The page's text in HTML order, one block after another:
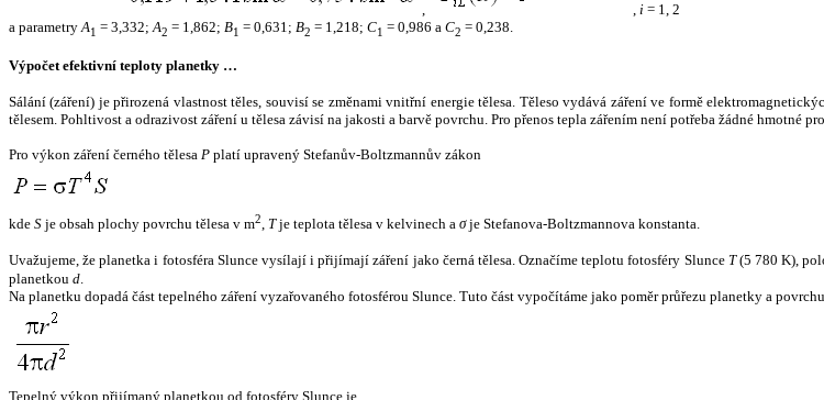
, , i = 1, 2
a parametryA1 = 3,332;A2 = 1,862; B1 = 0,631; B2 = 1,218; C1 = 0,986 a C2 = 0,238.
Výpočet efektivní teploty planetky …
Sálání (záření) je přirozená vlastnost těles, souvisí se změnami vnitřní energie tělesa. Těleso vydává záření ve formě
tělesem. Pohltivost a odrazivost záření u tělesa závisí na jakosti a barvě povrchu. Pro přenos tepla zářením není potřeba žádné hmotné
Pro výkon záření černého tělesa P platí upravený Stefanův-Boltzmannův zákon
kde S je obsah plochy povrchu tělesa v m2, Tje teplota tělesa v kelvinech a σje Stefanova-Boltzmannova konstanta.
Uvažujeme, že planetka i fotosféra Slunce vysílají i přijímají záření jako černá tělesa. Označíme teplotu fotosféry Slunce T(5 780 K),
planetkou d.
Na planetku dopadá část tepelného záření vyzařovaného fotosférou Slunce. Tuto část vypočítáme jako poměr průřezu planetky a
Tepelný výkon přijímaný planetkou od fotosféry Slunce je